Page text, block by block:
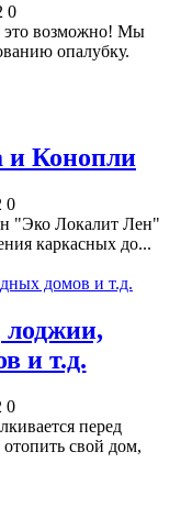
0
это возможно! Мы
опалубку.
и Конопли
0
"Эко Локалит Лен"
каркасных до...
лоджии,
и т.д.
0
перед
отопить свой дом,